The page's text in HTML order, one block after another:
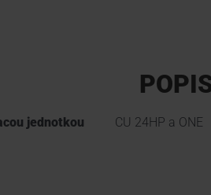
jednotkou CU 24HP a ONE